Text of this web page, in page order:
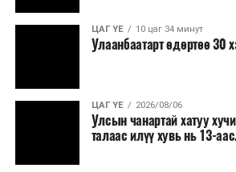
ЦАГ ҮЕ 10 цаг 34 минут
Улаанбаатарт өдөртөө 30
ЦАГ ҮЕ 2026/08/06
Улсын чанартай хатуу
талаас илүү хувь нь 13-